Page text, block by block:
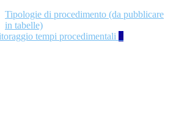
Tipologie di procedimento (da pubblicare
in tabelle)
tempi procedimentali 4